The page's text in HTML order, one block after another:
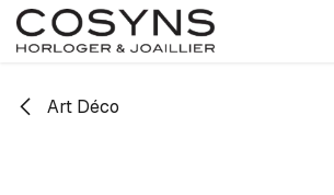
SE RENDRE AU CONTENU
Art Déco